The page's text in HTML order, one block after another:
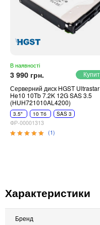
В наявності
3 990 грн.
Серверний диск HGST Ultrastar
He10 10Tb 7.2K 12G SAS 3.5
(HUH721010AL4200)
3.5" 10 Тб SAS 3
ФР-00001313
(1)
Характеристики
Бренд